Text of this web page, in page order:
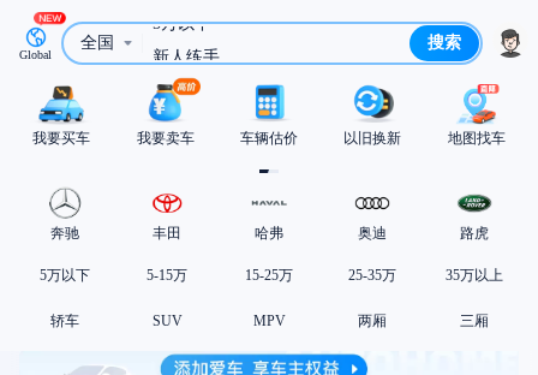
Global
全国
5万以下
新人练手
15万宝马
搜索
我要买车 我要卖车 车辆估价 以旧换新 地图找车
奔驰 丰田 哈弗 奥迪 路虎
5万以下 5-15万 15-25万 25-35万 35万以上
轿车 SUV MPV 两厢 三厢